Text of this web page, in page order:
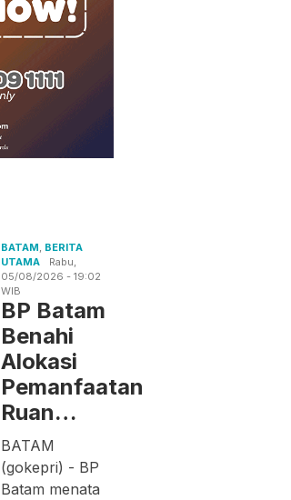
BATAM BERITA
UTAMA
Rabu,
05/08/2026 - 19:02
WIB
BP Batam
Benahi
Alokasi
Pemanfaatan
Ruan…
BATAM
(gokepri) - BP
Batam menata